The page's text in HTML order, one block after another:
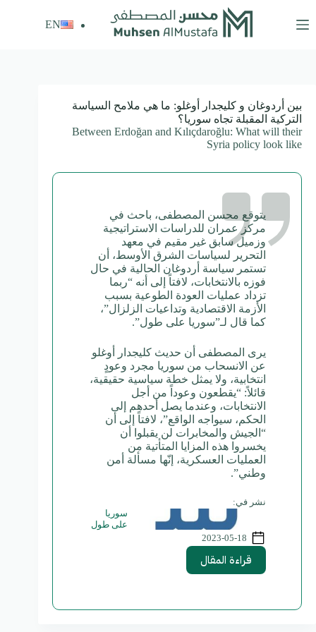
إلى
المحتوى
EN
بين أردوغان و كليجدار أوغلو: ما هي ملامح السياسة
التركية المقبلة تجاه سوريا؟
Between Erdoğan and Kılıçdaroğlu: What will their
Syria policy look like
يتوقع محسن المصطفى، باحث في
مركز عمران للدراسات الاستراتيجية
وزميل سابق غير مقيم في معهد
التحرير لسياسات الشرق الأوسط، أن
تستمر سياسة أردوغان الحالية في حال
فوزه بالانتخابات، لافتاً إلى أنه “ربما
تزداد عمليات العودة الطوعية بسبب
الأزمة الاقتصادية وتداعيات الزلزال”،
كما قال لـ”سوريا على طول”.
يرى المصطفى أن حديث كليجدار أوغلو
عن الانسحاب من سوريا مجرد وعودٍ
انتخابية، ولا يمثل خطة سياسية حقيقية،
قائلاً: “يقطعون وعوداً من أجل
الانتخابات، وعندما يصل أحدهم إلى
الحكم، سيواجه الواقع”، لافتاً إلى أن
“الجيش والمخابرات لن يقبلوا أن
يخسروا هذه المزايا المتأتية من
العمليات العسكرية، إنّها مسألة أمن
وطني”.
نشر في:
سوريا
على طول
2023-05-18
قراءة المقال